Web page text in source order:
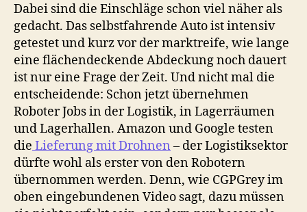
Dabei sind die Einschläge schon viel näher als
gedacht. Das selbstfahrende Auto ist intensiv
getestet und kurz vor der marktreife, wie lange
eine flächendeckende Abdeckung noch dauert
ist nur eine Frage der Zeit. Und nicht mal die
entscheidende: Schon jetzt übernehmen
Roboter Jobs in der Logistik, in Lagerräumen
und Lagerhallen. Amazon und Google testen
die Lieferung mit Drohnen – der Logistiksektor
dürfte wohl als erster von den Robotern
übernommen werden. Denn, wie CGPGrey im
oben eingebundenen Video sagt, dazu müssen